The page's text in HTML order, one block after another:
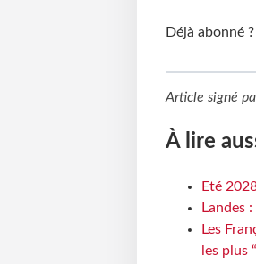
Déjà abonné ?
Article signé
À lire
Eté
Landes
Les
les plus